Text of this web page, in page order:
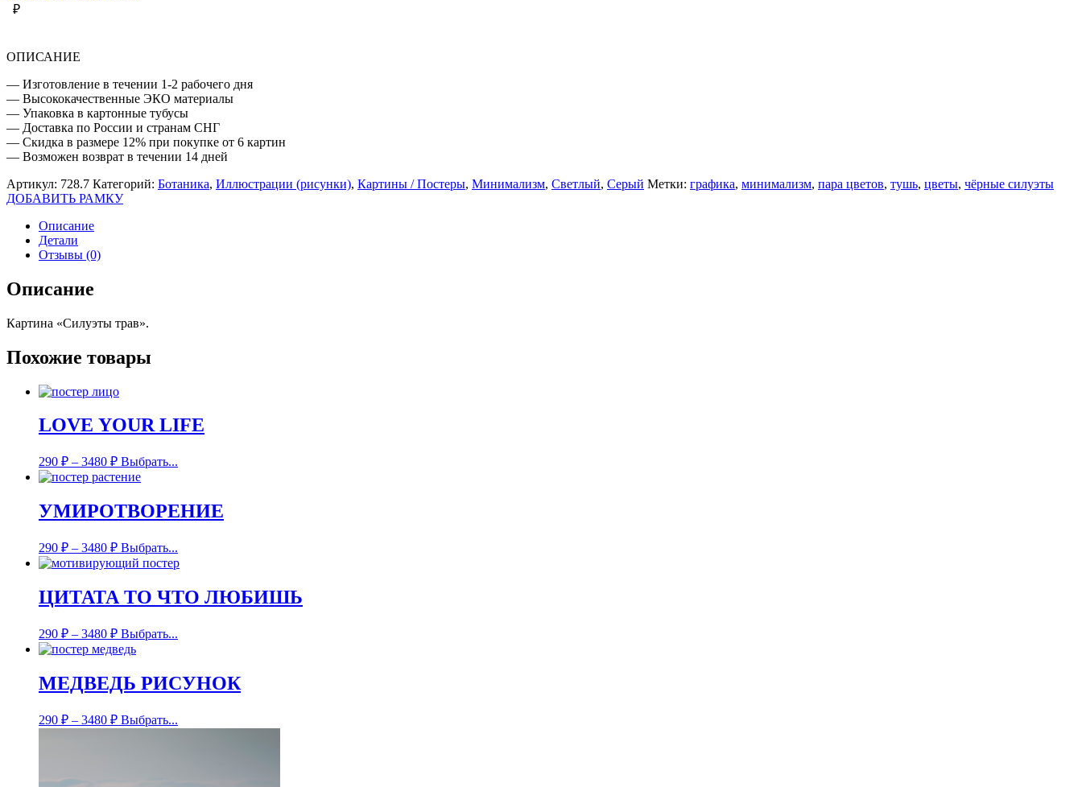
₽
ОПИСАНИЕ
— Изготовление в течении 1-2 рабочего дня
— Высококачественные ЭКО материалы
— Упаковка в картонные тубусы
— Доставка по России и странам СНГ
— Скидка в размере 12% при покупке от 6 картин
— Возможен возврат в течении 14 дней
Артикул: 728.7 Категорий: Ботаника, Иллюстрации (рисунки), Картины / Постеры, Минимализм, Светлый, Серый Метки: графика, минимализм, пара цветов, тушь, цветы, чёрные силуэты
ДОБАВИТЬ РАМКУ
Описание
Детали
Отзывы (0)
Описание
Картина «Силуэты трав».
Похожие товары
LOVE YOUR LIFE
290 ₽ – 3480 ₽ Выбрать...
УМИРОТВОРЕНИЕ
290 ₽ – 3480 ₽ Выбрать...
ЦИТАТА ТО ЧТО ЛЮБИШЬ
290 ₽ – 3480 ₽ Выбрать...
МЕДВЕДЬ РИСУНОК
290 ₽ – 3480 ₽ Выбрать...